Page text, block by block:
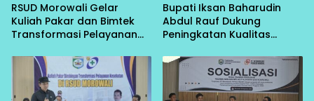
RSUD Morowali Gelar
Kuliah Pakar dan Bimtek
Transformasi Pelayanan
Bupati Iksan Baharudin
Abdul Rauf Dukung
Peningkatan Kualitas
Morowali